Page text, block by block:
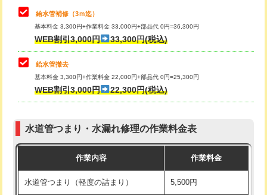
マス交換（土の掘削・埋め戻し作業）
マス交換（深さ50㎝未満）
マス交換（深さ50㎝以上）
コンクリート斫り（厚さ10㎝まで）
モルタル補修（厚さ10㎝超え） 38,500円
洗面台設置 38,500円
理・調整・分解・加工など（中作業）
止水・漏水調査・防水処理・清掃・修
理・調整・分解・加工など（重作業）
33,000円
その他部品の脱着
交換・取付（タンク）
式）)
式・ワンホール）)
交換・取付(排水栓・排水トラップ
22,000円+材料費
給水管補修（3ｍ迄）
基本料金 3,300円+作業料金 33,000円+部品代 0円=36,300円
WEB割引3,000円 33,300円(税込)
給水管撤去
基本料金 3,300円+作業料金 22,000円+部品代 0円=25,300円
WEB割引3,000円 22,300円(税込)
水道管つまり・水漏れ修理の作業料金表
作業内容 作業料金
水道管つまり（軽度の詰まり） 5,500円